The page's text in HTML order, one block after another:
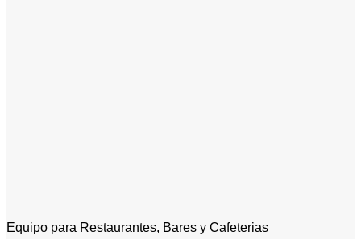
Equipo para Restaurantes, Bares y Cafeterias